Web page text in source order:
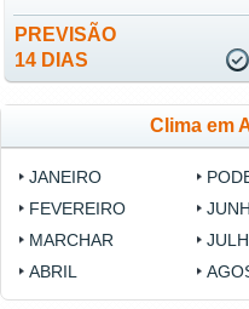
PREVISÃO
14 DIAS
Clima em
JANEIRO
FEVEREIRO
MARCHAR
ABRIL